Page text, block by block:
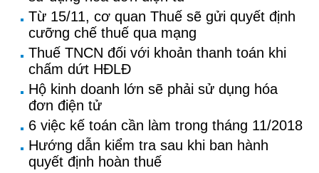
Từ 15/11, cơ quan Thuế sẽ gửi quyết định
cưỡng chế thuế qua mạng
Thuế TNCN đối với khoản thanh toán khi
chấm dứt HĐLĐ
Hộ kinh doanh lớn sẽ phải sử dụng hóa
đơn điện tử
6 việc kế toán cần làm trong tháng 11/2018
Hướng dẫn kiểm tra sau khi ban hành
quyết định hoàn thuế